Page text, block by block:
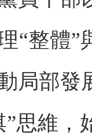
“整體”
局部發
”思維，